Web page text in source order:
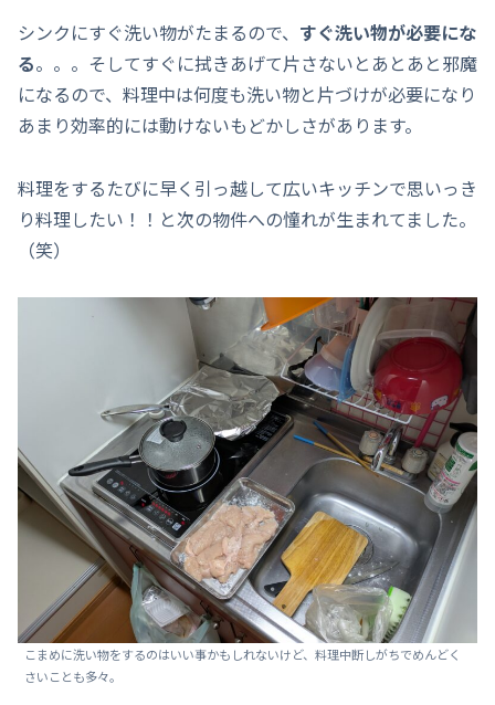
シンクにすぐ洗い物がたまるので、 すぐ洗い物が必要にな
る。。。そしてすぐに拭きあげて片さないとあとあと邪魔
になるので、料理中は何度も洗い物と片づけが必要になり
あまり効率的には動けないもどかしさがあります。
料理をするたびに早く引っ越して広いキッチンで思いっき
り料理したい！！と次の物件への憧れが生まれてました。
（笑）
こまめに洗い物をするのはいい事かもしれないけど、料理中断しがちでめんどく
さいことも多々。